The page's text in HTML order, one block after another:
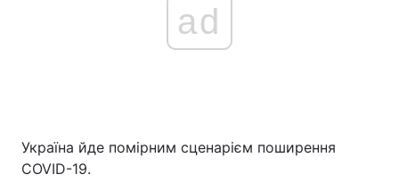
ad
Україна йде помірним сценарієм поширення
COVID-19.